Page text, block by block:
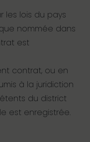
les lois du pays
nommée dans
est
contrat, ou en
à la juridiction
du district
est enregistrée.